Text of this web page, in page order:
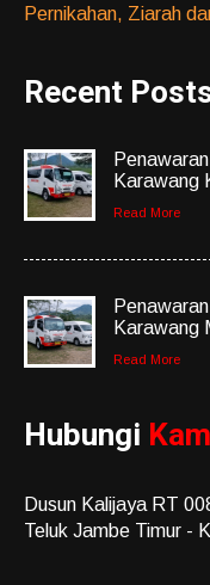
Pernikahan, Ziarah
Recent
Karawang
Read More
Karawang
Read More
Hubungi
Dusun Kalijaya RT
Teluk Jambe Timur -